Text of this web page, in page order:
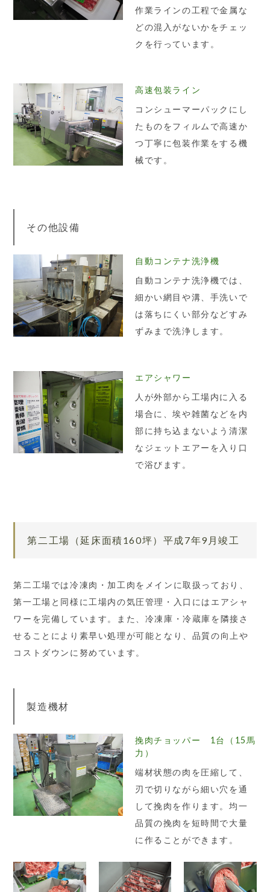
作業ラインの工程で金属な
どの混入がないかをチェッ
クを行っています。
高速包装ライン
コンシューマーパックにし
たものをフィルムで高速か
つ丁寧に包装作業をする機
械です。
その他設備
自動コンテナ洗浄機
自動コンテナ洗浄機では、
細かい網目や溝、手洗いで
は落ちにくい部分などすみ
ずみまで洗浄します。
エアシャワー
人が外部から工場内に入る
場合に、埃や雑菌などを内
部に持ち込まないよう清潔
なジェットエアーを入り口
で浴びます。
第二工場（延床面積160坪）平成7年9月竣工
第二工場では冷凍肉・加工肉をメインに取扱っており、
第一工場と同様に工場内の気圧管理・入口にはエアシャ
ワーを完備しています。また、冷凍庫・冷蔵庫を隣接さ
せることにより素早い処理が可能となり、品質の向上や
コストダウンに努めています。
製造機材
挽肉チョッパー 1台（15馬
力）
端材状態の肉を圧縮して、
刃で切りながら細い穴を通
して挽肉を作ります。均一
品質の挽肉を短時間で大量
に作ることができます。